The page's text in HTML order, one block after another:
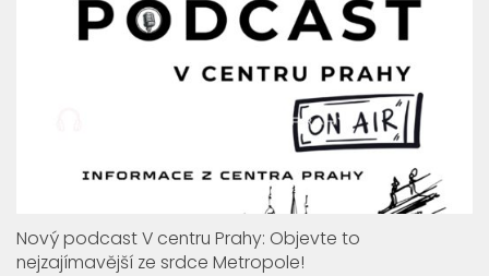
Nový podcast V centru Prahy: Objevte to
nejzajímavější ze srdce Metropole!